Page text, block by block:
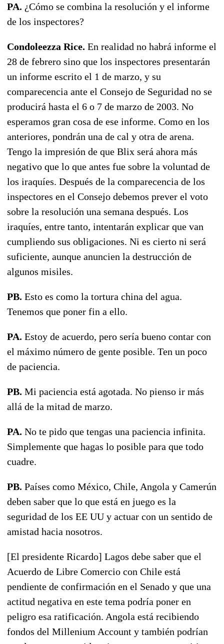
PA. ¿Cómo se combina la resolución y el informe
de los inspectores?
Condoleezza Rice. En realidad no habrá informe el
28 de febrero sino que los inspectores presentarán
un informe escrito el 1 de marzo, y su
comparecencia ante el Consejo de Seguridad no se
producirá hasta el 6 o 7 de marzo de 2003. No
esperamos gran cosa de ese informe. Como en los
anteriores, pondrán una de cal y otra de arena.
Tengo la impresión de que Blix será ahora más
negativo que lo que antes fue sobre la voluntad de
los iraquíes. Después de la comparecencia de los
inspectores en el Consejo debemos prever el voto
sobre la resolución una semana después. Los
iraquíes, entre tanto, intentarán explicar que van
cumpliendo sus obligaciones. Ni es cierto ni será
suficiente, aunque anuncien la destrucción de
algunos misiles.
PB. Esto es como la tortura china del agua.
Tenemos que poner fin a ello.
PA. Estoy de acuerdo, pero sería bueno contar con
el máximo número de gente posible. Ten un poco
de paciencia.
PB. Mi paciencia está agotada. No pienso ir más
allá de la mitad de marzo.
PA. No te pido que tengas una paciencia infinita.
Simplemente que hagas lo posible para que todo
cuadre.
PB. Países como México, Chile, Angola y Camerún
deben saber que lo que está en juego es la
seguridad de los EE UU y actuar con un sentido de
amistad hacia nosotros.
[El presidente Ricardo] Lagos debe saber que el
Acuerdo de Libre Comercio con Chile está
pendiente de confirmación en el Senado y que una
actitud negativa en este tema podría poner en
peligro esa ratificación. Angola está recibiendo
fondos del Millenium Account y también podrían